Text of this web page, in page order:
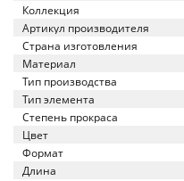
Коллекция
Артикул производителя
Страна изготовления
Материал
Тип производства
Тип элемента
Степень прокраса
Цвет
Формат
Длина